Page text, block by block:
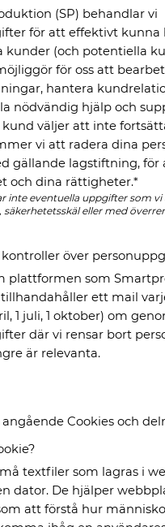
(SP) behandlar vi
för att effektivt kunna
kunder (och potentiella
för oss att
hantera
nödvändig hjälp och
väljer att inte
vi att radera dina
gällande lagstiftning, för
och dina rättigheter.*
inte eventuella uppgifter som
säkerhetetsskäl eller med
över
plattformen som
ett mail
1 juli, 1 oktober) om
där vi rensar bort
är relevanta.
Cookies och
textfiler som lagras i
dator. De hjälper
att förstå hur